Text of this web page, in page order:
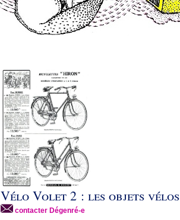
Vélo Volet 2 : les objets vélos
contacter Dégenré-e